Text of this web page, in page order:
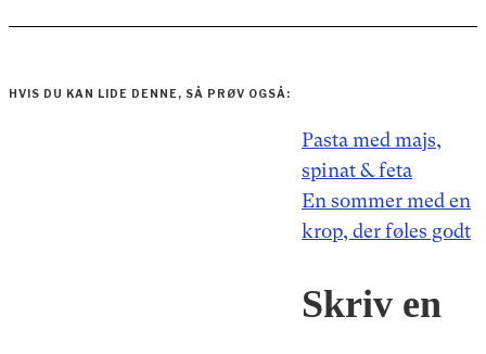
HVIS DU KAN LIDE DENNE, SÅ PRØV OGSÅ:
IndlægsnavigationPasta med majs,
spinat & feta
En sommer med en
krop, der føles godt
Skriv en